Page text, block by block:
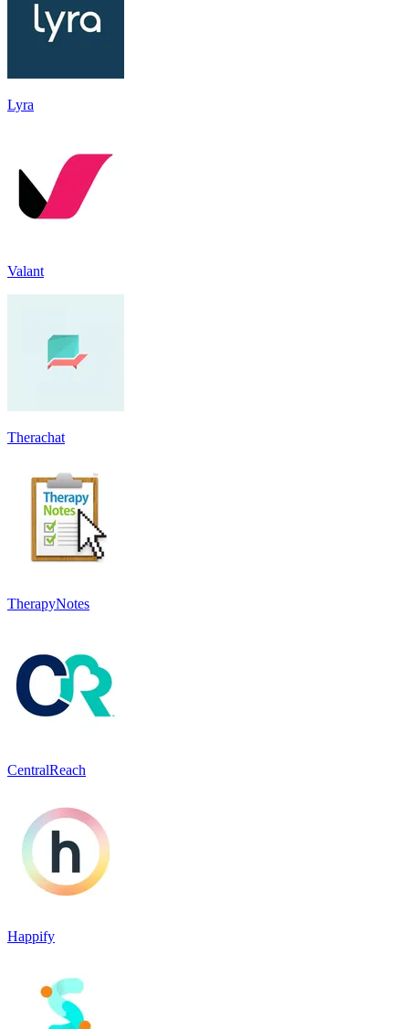
Lyra
Valant
Therachat
TherapyNotes
CentralReach
Happify